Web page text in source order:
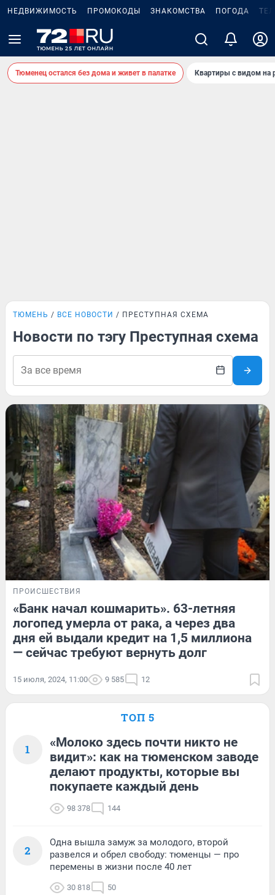
НЕДВИЖИМОСТЬ ПРОМОКОДЫ ЗНАКОМСТВА ПОГОДА
Тюменец остался без дома и живет в палатке Квартиры с видом на
ТЮМЕНЬ ВСЕ НОВОСТИ ПРЕСТУПНАЯ СХЕМА
Новости по тэгу Преступная схема
ПРОИСШЕСТВИЯ
«Банк начал кошмарить». 63-летняя
логопед умерла от рака, а через два
дня ей выдали кредит на 1,5 миллиона
— сейчас требуют вернуть долг
15 июля, 2024, 11:00 9 585 12
ТОП 5
1
«Молоко здесь почти никто не
видит»: как на тюменском заводе
делают продукты, которые вы
покупаете каждый день
98 378 144
2
Одна вышла замуж за молодого, второй
развелся и обрел свободу: тюменцы — про
перемены в жизни после 40 лет
30 818 50